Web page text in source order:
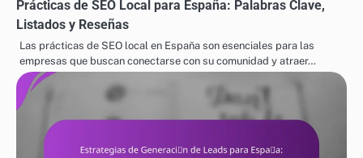
Prácticas de SEO Local para España: Palabras Clave,
Listados y Reseñas
Las prácticas de SEO local en España son esenciales para las
empresas que buscan conectarse con su comunidad y atraer…